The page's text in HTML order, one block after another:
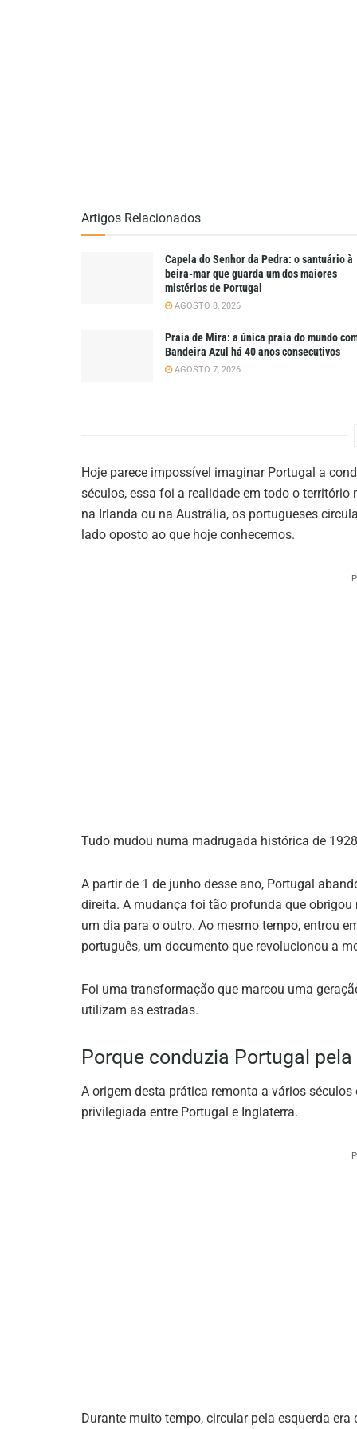
Artigos Relacionados
Capela do Senhor da Pedra: o santuário à
beira-mar que guarda um dos maiores
mistérios de Portugal
AGOSTO 8, 2026
Praia de Mira: a única praia do mundo
Bandeira Azul há 40 anos consecutivos
AGOSTO 7, 2026
Hoje parece impossível imaginar Portugal a
séculos, essa foi a realidade em todo o
na Irlanda ou na Austrália, os portugueses
lado oposto ao que hoje conhecemos.
Tudo mudou numa madrugada histórica de
A partir de 1 de junho desse ano, Portugal
direita. A mudança foi tão profunda que
um dia para o outro. Ao mesmo tempo, entrou
português, um documento que revolucionou a
Foi uma transformação que marcou uma
utilizam as estradas.
Porque conduzia Portugal pela
A origem desta prática remonta a vários
privilegiada entre Portugal e Inglaterra.
Durante muito tempo, circular pela esquerda